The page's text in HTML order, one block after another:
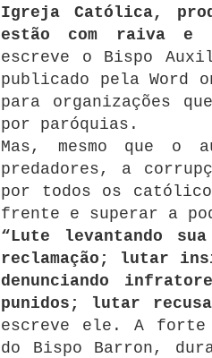
Igreja Católica,
estão com raiva e
escreve o Bispo
publicado pela Word
para organizações
por paróquias.
Mas, mesmo que o
predadores, a
por todos os
frente e superar a
“Lute levantando
reclamação;
lutar
denunciando
punidos;
lutar
escreve ele.
A forte
do Bispo Barron,